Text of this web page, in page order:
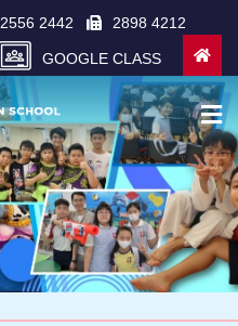
2556 2442 2898 4212
GOOGLE CLASS